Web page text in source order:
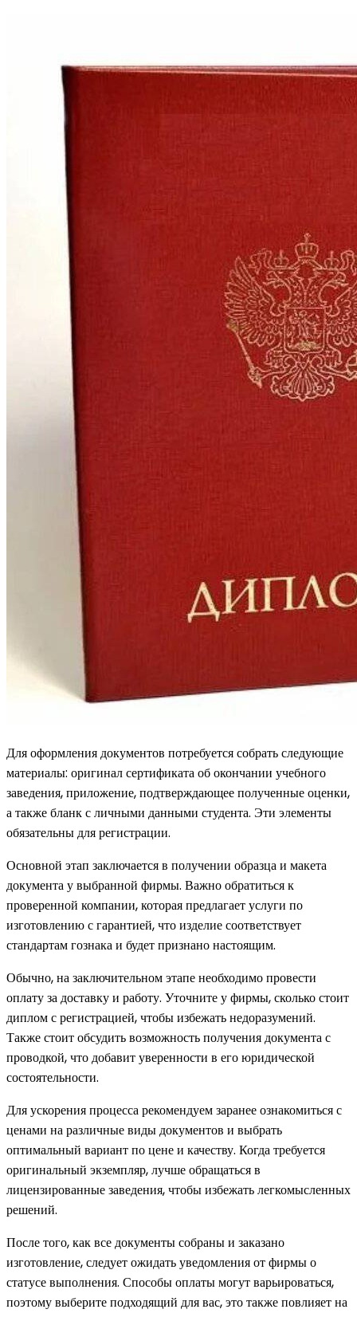
Для оформления документов потребуется собрать следующие
материалы: оригинал сертификата об окончании учебного
заведения, приложение, подтверждающее полученные оценки,
а также бланк с личными данными студента. Эти элементы
обязательны для регистрации.
Основной этап заключается в получении образца и макета
документа у выбранной фирмы. Важно обратиться к
проверенной компании, которая предлагает услуги по
изготовлению с гарантией, что изделие соответствует
стандартам гознака и будет признано настоящим.
Обычно, на заключительном этапе необходимо провести
оплату за доставку и работу. Уточните у фирмы, сколько стоит
диплом с регистрацией, чтобы избежать недоразумений.
Также стоит обсудить возможность получения документа с
проводкой, что добавит уверенности в его юридической
состоятельности.
Для ускорения процесса рекомендуем заранее ознакомиться с
ценами на различные виды документов и выбрать
оптимальный вариант по цене и качеству. Когда требуется
оригинальный экземпляр, лучше обращаться в
лицензированные заведения, чтобы избежать легкомысленных
решений.
После того, как все документы собраны и заказано
изготовление, следует ожидать уведомления от фирмы о
статусе выполнения. Способы оплаты могут варьироваться,
поэтому выберите подходящий для вас, это также повлияет на